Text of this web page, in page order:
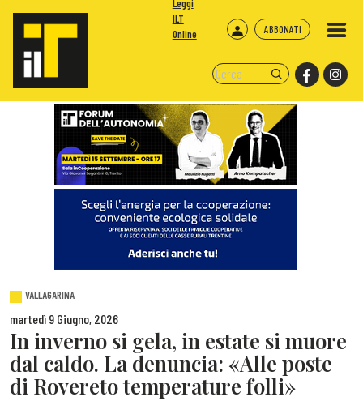
ABBONATI
Leggi
ILT
Online
VALLAGARINA
martedì 9 Giugno, 2026
In inverno si gela, in estate si muore
dal caldo. La denuncia: «Alle poste
di Rovereto temperature folli»